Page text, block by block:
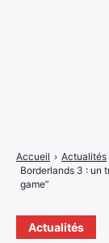
Actualités
Accueil › Actualités
Borderlands 3 : un
game”